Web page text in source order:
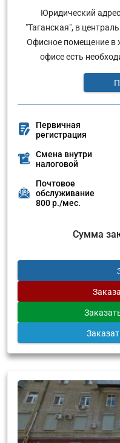
Юридический
"Таганская", в
Офисное помещение в
офисе есть
Первичная
регистрация
Смена внутри
налоговой
Почтовое
обслуживание
800 р./мес.
Сумма